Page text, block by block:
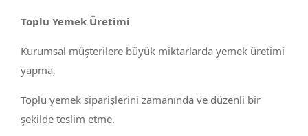
Toplu Yemek Üretimi
Kurumsal müşterilere büyük miktarlarda yemek üretimi
yapma,
Toplu yemek siparişlerini zamanında ve düzenli bir
şekilde teslim etme.